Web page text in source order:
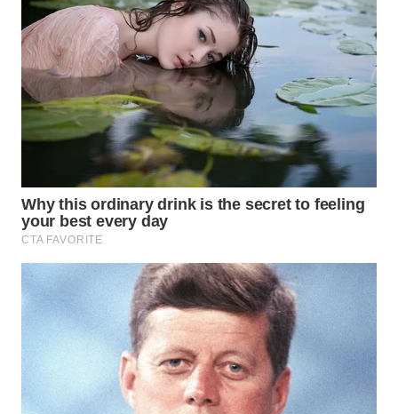
WN
BOROBUDUR
MADURA
SURABAYA
WN
NATUNA
WN
BINTAN